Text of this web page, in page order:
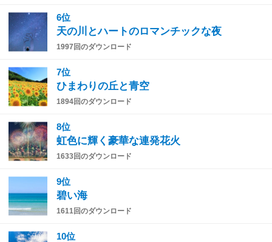
6位
天の川とハートのロマンチックな夜
1997回のダウンロード
7位
ひまわりの丘と青空
1894回のダウンロード
8位
虹色に輝く豪華な連発花火
1633回のダウンロード
9位
碧い海
1611回のダウンロード
10位